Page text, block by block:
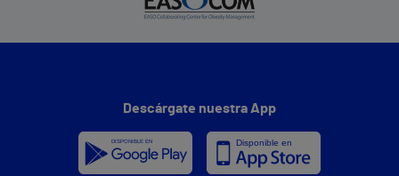
Descárgate nuestra App